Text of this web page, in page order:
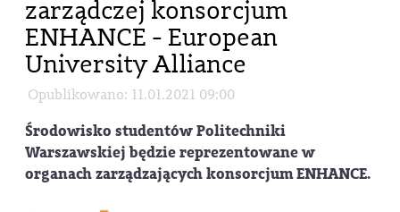
zarządczej konsorcjum
ENHANCE - European
University Alliance
Opublikowano: 11.01.2021 09:00
Środowisko studentów Politechniki
Warszawskiej będzie reprezentowane w
organach zarządzających konsorcjum ENHANCE.